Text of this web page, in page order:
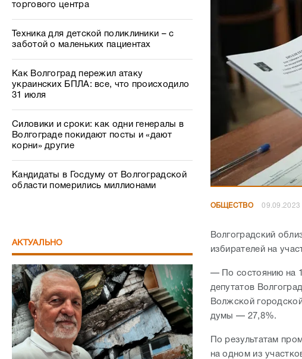
торгового центра
Техника для детской поликлиники – с
заботой о маленьких пациентах
Как Волгоград пережил атаку
украинских БПЛА: все, что происходило
31 июля
Силовики и сроки: как одни генералы в
Волгограде покидают посты и «дают
корни» другие
Кандидаты в Госдуму от Волгоградской
области померились миллионами
АКТУАЛЬНО
ОБЩЕСТВО 09.09.2023
Волгоградский
избирателей на
— По состоянию на
депутатов
Волжской
думы — 27,8%.
По результатам
на одном из